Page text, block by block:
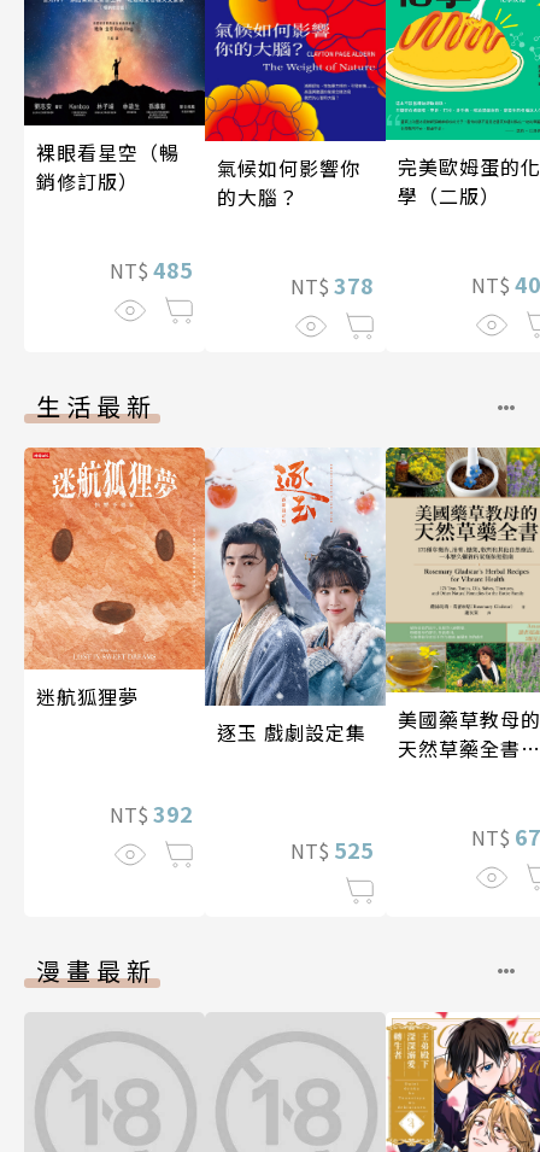
裸眼看星空（暢
銷修訂版）
NT$ 485
氣候如何影響你
的大腦？
NT$ 378
完美歐姆蛋的化
學（二版）
NT$
生活最新
迷航狐狸夢
NT$ 392
逐玉 戲劇設定集
NT$ 525
美國藥草教母的
天然草藥全書
NT$
漫畫最新